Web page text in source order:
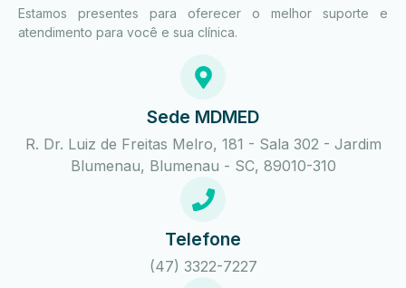
Estamos presentes para oferecer o melhor suporte e
atendimento para você e sua clínica.
Sede MDMED
R. Dr. Luiz de Freitas Melro, 181 - Sala 302 - Jardim
Blumenau, Blumenau - SC, 89010-310
Telefone
(47) 3322-7227